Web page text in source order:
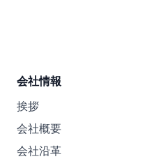
会社情報
挨拶
会社概要
会社沿革